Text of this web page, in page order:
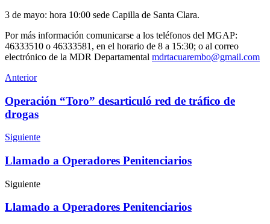
3 de mayo: hora 10:00 sede Capilla de Santa Clara.
Por más información comunicarse a los teléfonos del MGAP:
46333510 o 46333581, en el horario de 8 a 15:30; o al correo
electrónico de la MDR Departamental mdrtacuarembo@gmail.com
Anterior
Operación “Toro” desarticuló red de tráfico de
drogas
Siguiente
Llamado a Operadores Penitenciarios
Siguiente
Llamado a Operadores Penitenciarios